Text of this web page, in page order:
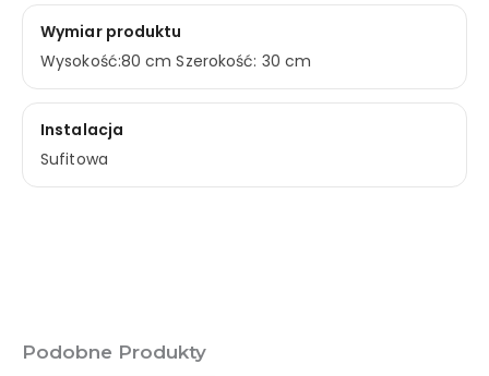
Wymiar produktu
Wysokość:80 cm Szerokość: 30 cm
Instalacja
Sufitowa
Podobne Produkty